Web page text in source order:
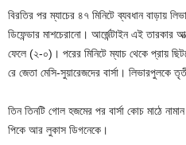
বিরতির পর ম্যাচের ৪৭ মিনিটে ব্যবধান বাড়ায়
ডিফেন্ডার মাশচেরানো। আর্জেন্টাইন এই তারকার
ফেলে (২-০)। পরের মিনিটে ম্যাচ থেকে প্রায়
রে জেতা মেসি-সুয়ারেজদের বার্সা। লিভারপুলকে
তিন তিনটি গোল হজমের পর বার্সা কোচ মাঠে
পিকে আর লুকাস ডিগনেকে।